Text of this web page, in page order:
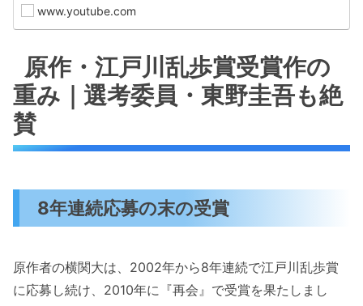
れた《拳銃》を小学校の桜の木の下に埋め、《誰にも言え
www.youtube.com
原作・江戸川乱歩賞受賞作の
重み｜選考委員・東野圭吾も絶
賛
8年連続応募の末の受賞
原作者の横関大は、2002年から8年連続で江戸川乱歩賞
に応募し続け、2010年に『再会』で受賞を果たしまし